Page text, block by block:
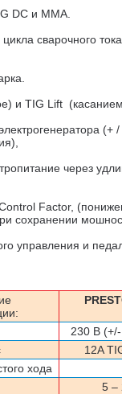
DC и ММА
сварочного
и TIG Lift
генератора (+ /
через
Factor,
сохранении
управления и
230 В
1 2A
хода
5 –